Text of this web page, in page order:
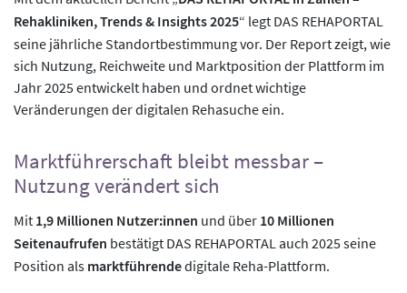
Rehakliniken, Trends & Insights 2025“ legt DAS REHAPORTAL
seine jährliche Standortbestimmung vor. Der Report zeigt, wie
sich Nutzung, Reichweite und Marktposition der Plattform im
Jahr 2025 entwickelt haben und ordnet wichtige
Veränderungen der digitalen Rehasuche ein.
Marktführerschaft bleibt messbar –
Nutzung verändert sich
Mit 1,9 Millionen Nutzer:innen und über 10 Millionen
Seitenaufrufen bestätigt DAS REHAPORTAL auch 2025 seine
Position als marktführendedigitale Reha-Plattform.